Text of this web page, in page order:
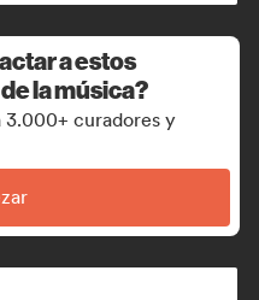
a estos
la música?
3.000+ curadores y